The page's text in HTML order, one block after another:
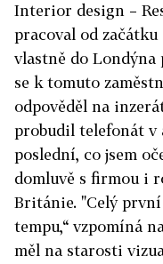
Interior design –
pracoval od začátku
vlastně do Londýna
se k tomuto
odpověděl na
probudil telefonát v
poslední, co jsem
domluvě s firmou i
Británie. "Celý
tempu,“ vzpomíná
měl na starosti